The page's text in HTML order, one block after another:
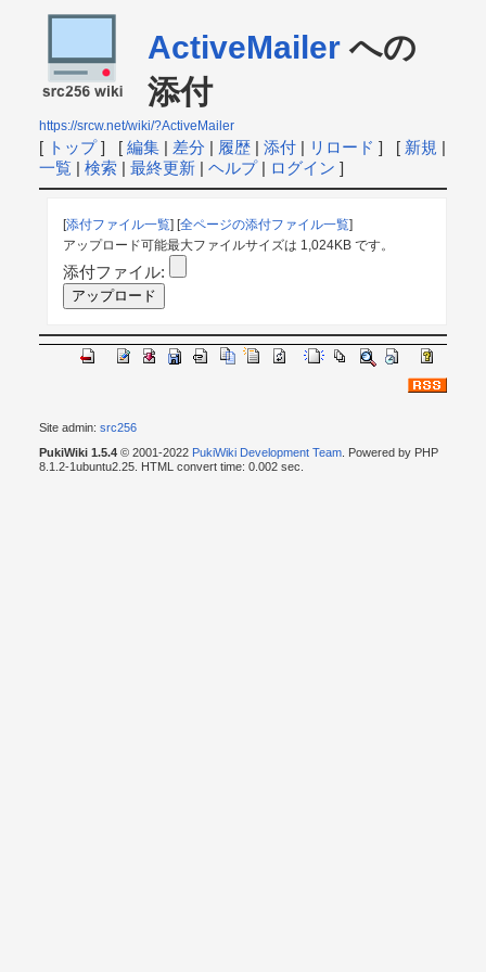
ActiveMailerへの
添付
https://srcw.net/wiki/?ActiveMailer
[ トップ] [ 編集| 差分 | 履歴| 添付| リロード ] [ 新規 |
一覧| 検索| 最終更新| ヘルプ| ログイン ]
[添付ファイル一覧] [全ページの添付ファイル一覧]
アップロード可能最大ファイルサイズは 1,024KB です。
添付ファイル:
Site admin: src256
PukiWiki 1.5.4© 2001-2022 PukiWiki Development Team. Powered by PHP
8.1.2-1ubuntu2.25. HTML convert time: 0.002 sec.